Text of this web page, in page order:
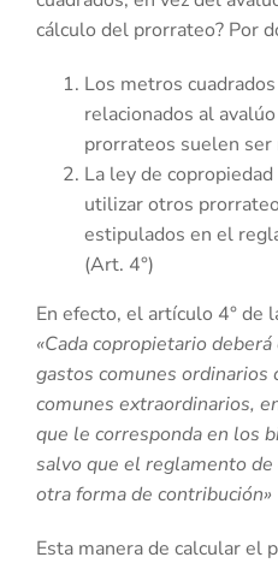
cálculo del prorrateo? Por
Los metros
relacionados al
prorrateos suelen ser
La ley de
utilizar otros
estipulados en el
(Art. 4°)
En efecto, el artículo 4° de
«Cada copropietario
gastos comunes ordinarios
comunes extraordinarios,
que le corresponda en los
salvo que el reglamento
otra forma de contribución»
Esta manera de calcular el